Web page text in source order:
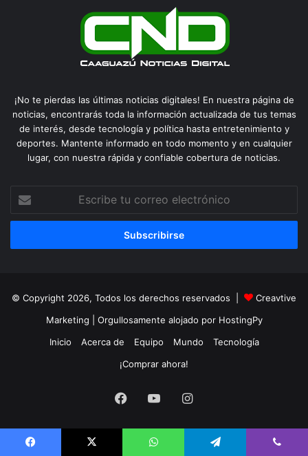
¡No te pierdas las últimas noticias digitales! En nuestra página de
noticias, encontrarás toda la información actualizada de tus temas
de interés, desde tecnología y política hasta entretenimiento y
deportes. Mantente informado en todo momento y en cualquier
lugar, con nuestra rápida y confiable cobertura de noticias.
tu
correo
© Copyright 2026, Todos los derechos reservados |
Creavtive
Marketing | Orgullosamente alojado por HostingPy
Inicio
Acerca de Equipo Mundo
Tecnología
¡Comprar ahora!
FacebookYouTubeInstagram